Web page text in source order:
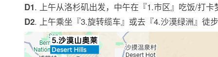
D1. 上午从洛杉矶出发，中午在『1.市区』吃饭/打
D2. 上午乘坐『3.旋转缆车』或去『4.沙漠绿洲』徒